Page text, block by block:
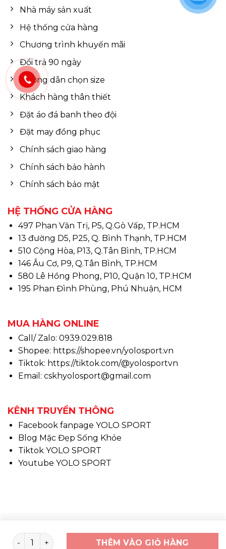
Nhà máy sản xuất
Hệ thống cửa hàng
Chương trình khuyến mãi
Đổi trả 90 ngày
Hướng dẫn chọn size
Khách hàng thân thiết
Đặt áo đá banh theo đội
Đặt may đồng phục
Chính sách giao hàng
Chính sách bảo hành
Chính sách bảo mật
HỆ THỐNG CỬA HÀNG
497 Phan Văn Trị, P5, Q.Gò Vấp, TP.HCM
13 đường D5, P25, Q. Bình Thạnh, TP.HCM
510 Cộng Hòa, P13, Q.Tân Bình, TP.HCM
146 Âu Cơ, P9, Q.Tân Bình, TP.HCM
580 Lê Hồng Phong, P10, Quận 10, TP.HCM
195 Phan Đình Phùng, Phú Nhuận, HCM
MUA HÀNG ONLINE
Call/ Zalo: 0939.029.818
Shopee: https://shopee.vn/yolosport.vn
Tiktok: https://tiktok.com/@yolosportvn
Email: cskhyolosport@gmail.com
KÊNH TRUYỀN THÔNG
Facebook fanpage YOLO SPORT
Blog Mặc Đẹp Sống Khỏe
Tiktok YOLO SPORT
Youtube YOLO SPORT
Copyright 2026 ©www.yolosport.vn - Design & SEO
Khăn trùm SPORT lụa băng số lượng
THÊM VÀO GIỎ HÀNG